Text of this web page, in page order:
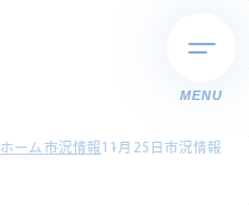
MENU
ホーム 市況情報11月25日市況情報